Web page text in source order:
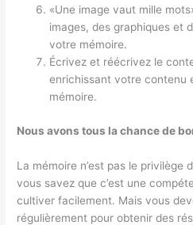
«Une image vaut mille
images, des graphiques et
votre mémoire.
Écrivez et réécrivez le
enrichissant votre contenu
mémoire.
Nous avons tous la chance de
La mémoire n’est pas le privilège
vous savez que c’est une
cultiver facilement. Mais vous
régulièrement pour obtenir des